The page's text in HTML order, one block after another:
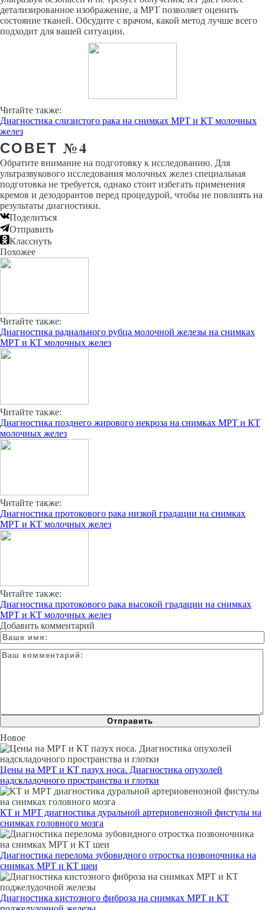
детализированное изображение, а МРТ позволяет оценить
состояние тканей. Обсудите с врачом, какой метод лучше всего
подходит для вашей ситуации.
Читайте также:
Диагностика слизистого рака на снимках МРТ и КТ молочных
желез
СОВЕТ №4
Обратите внимание на подготовку к исследованию. Для
ультразвукового исследования молочных желез специальная
подготовка не требуется, однако стоит избегать применения
кремов и дезодорантов перед процедурой, чтобы не повлиять на
результаты диагностики.
Поделиться
Отправить
Класснуть
Похожее
Читайте также:
Диагностика радиального рубца молочной железы на снимках
МРТ и КТ молочных желез
Читайте также:
Диагностика позднего жирового некроза на снимках МРТ и КТ
молочных желез
Читайте также:
Диагностика протокового рака низкой градации на снимках
МРТ и КТ молочных желез
Читайте также:
Диагностика протокового рака высокой градации на снимках
МРТ и КТ молочных желез
Добавить комментарий
Новое
Цены на МРТ и КТ пазух носа. Диагностика опухолей
надскладочного пространства и глотки
КТ и МРТ диагностика дуральной артериовенозной фистулы на
снимках головного мозга
Диагностика перелома зубовидного отростка позвоночника на
снимках МРТ и КТ шеи
Диагностика кистозного фиброза на снимках МРТ и КТ